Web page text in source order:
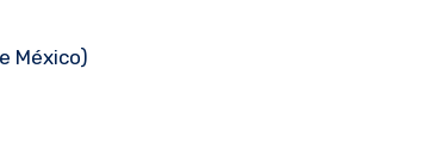
México)